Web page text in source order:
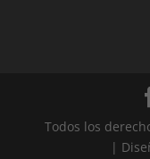
Todos los
|